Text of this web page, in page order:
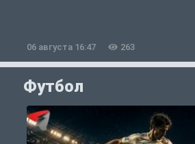
06 августа 16:47 263
Футбол